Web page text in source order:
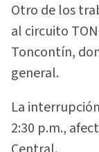
Otro de los
al circuito
Toncontín,
general.
La
2:30 p.m.,